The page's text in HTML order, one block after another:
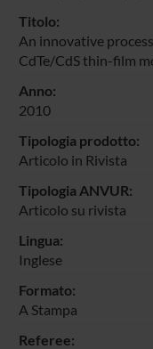
Titolo:
An innovative
CdTe/CdS thin-film
Anno:
2010
Tipologia prodotto:
Articolo in Rivista
Tipologia ANVUR:
Articolo su rivista
Lingua:
Inglese
Formato:
A Stampa
Referee: